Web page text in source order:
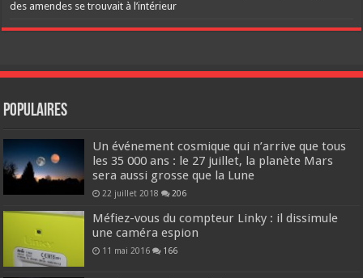
des amendes se trouvait à l’intérieur
Populaires
Un événement cosmique qui n’arrive que tous
les 35 000 ans : le 27 juillet, la planète Mars
sera aussi grosse que la Lune
22 juillet 2018 206
Méfiez-vous du compteur Linky : il dissimule
une caméra espion
11 mai 2016 166